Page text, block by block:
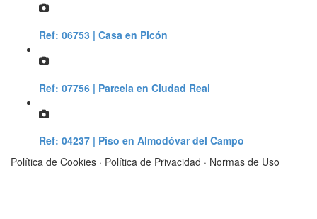
Ref: 06753 | Casa en Picón
Ref: 07756 | Parcela en Ciudad Real
Ref: 04237 | Piso en Almodóvar del Campo
Política de Cookies · Política de Privacidad · Normas de Uso